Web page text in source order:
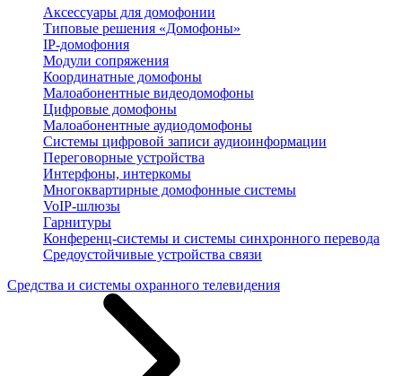
Аксессуары для домофонии
Типовые решения «Домофоны»
IP-домофония
Модули сопряжения
Координатные домофоны
Малоабонентные видеодомофоны
Цифровые домофоны
Малоабонентные аудиодомофоны
Системы цифровой записи аудиоинформации
Переговорные устройства
Интерфоны, интеркомы
Многоквартирные домофонные системы
VoIP-шлюзы
Гарнитуры
Конференц-системы и системы синхронного перевода
Средоустойчивые устройства связи
Средства и системы охранного телевидения